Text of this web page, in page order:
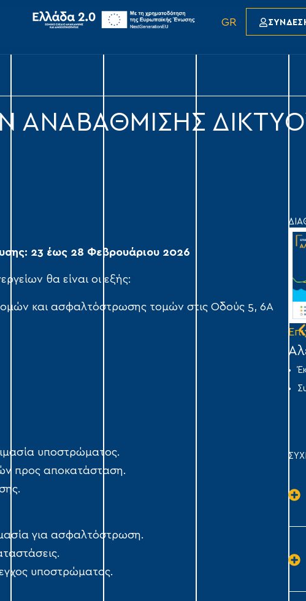
GR
ΑΝΑΒΑΘΜΙΣΗΣ
23 έως 28 Φεβρουάριου 2026
θα είναι οι εξής:
και ασφαλτόστρωσης τομών στις Οδούς 5, 6Α
υποστρώματος.
προς αποκατάσταση.
για ασφαλτόστρωση.
υποστρώματος.